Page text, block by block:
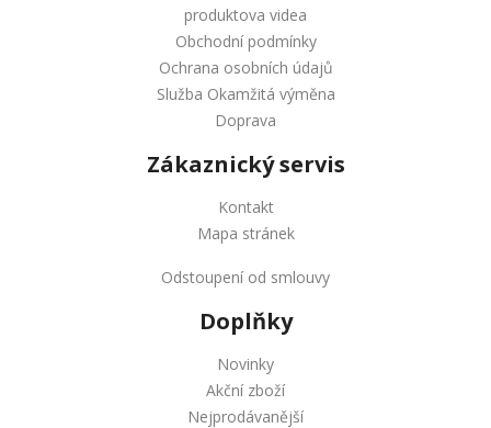
produktova videa
Obchodní podmínky
Ochrana osobních údajů
Služba Okamžitá výměna
Doprava
Zákaznický servis
Kontakt
Mapa stránek
Odstoupení od smlouvy
Doplňky
Novinky
Akční zboží
Nejprodávanější